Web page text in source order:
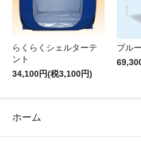
らくらくシェルターテ
ント
34,100円(税3,100円)
ブル
ホーム